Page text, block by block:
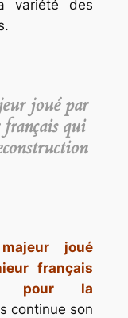
variété des
joué par
français qui
joué
français
pour la
continue son